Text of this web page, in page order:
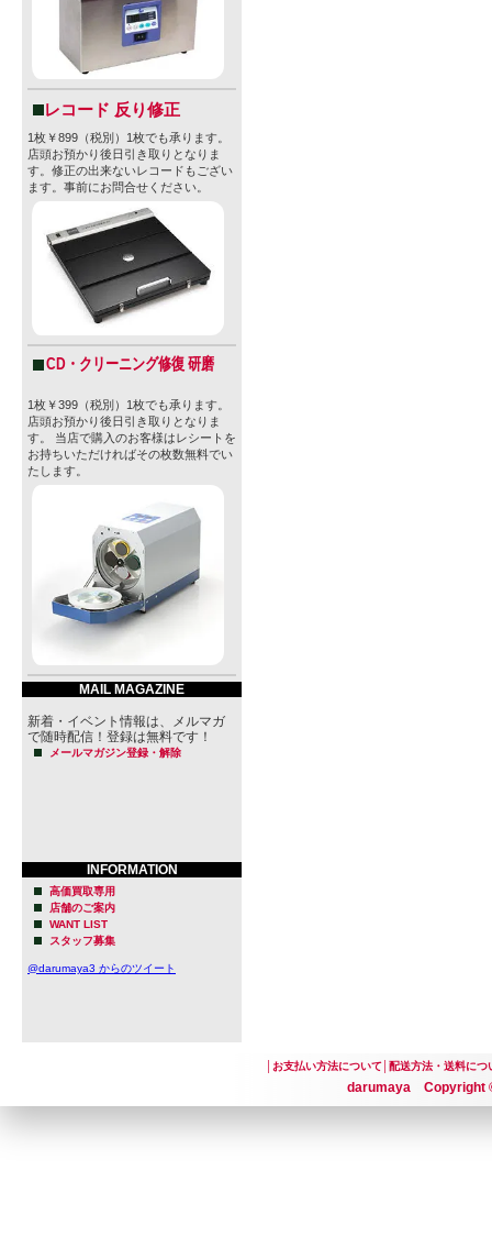
レコード 反り修正
1枚￥899（税別）1枚でも承ります。
店頭お預かり後日引き取りとなりま
す。修正の出来ないレコードもござい
ます。事前にお問合せください。
CD・クリーニング修復 研磨
1枚￥399（税別）1枚でも承ります。
店頭お預かり後日引き取りとなりま
す。 当店で購入のお客様はレシートを
お持ちいただければその枚数無料でい
たします。
MAIL MAGAZINE
新着・イベント情報は、メルマガ
で随時配信！登録は無料です！
メールマガジン登録・解除
INFORMATION
高価買取専用
店舗のご案内
WANT LIST
スタッフ募集
@darumaya3 からのツイート
お支払い方法について│ 配送方法・送料につ
darumaya Copyright